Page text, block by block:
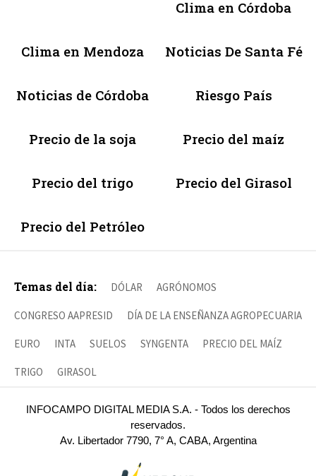
Clima en Córdoba
Clima en Mendoza Noticias De Santa Fé
Noticias de Córdoba Riesgo País
Precio de la soja Precio del maíz
Precio del trigo Precio del Girasol
Precio del Petróleo
Temas del día: DÓLAR AGRÓNOMOS
CONGRESO AAPRESID DÍA DE LA ENSEÑANZA AGROPECUARIA
EURO INTA SUELOS SYNGENTA PRECIO DEL MAÍZ
TRIGO GIRASOL
INFOCAMPO DIGITAL MEDIA S.A. - Todos los derechos
reservados.
Av. Libertador 7790, 7° A, CABA, Argentina